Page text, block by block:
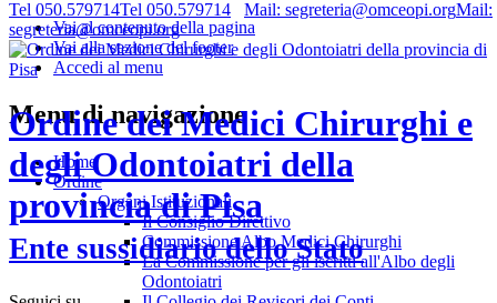
Vai al contenuto della pagina
Vai alla sezione del footer
Accedi al menu
Tel 050.579714Tel 050.579714 Mail: segreteria@omceopi.orgMail:
segreteria@omceopi.org
Ordine dei Medici Chirurghi e
degli Odontoiatri della
provincia di Pisa
Ente sussidiario dello Stato
Menu di navigazione
Home
Ordine
Organi Istituzionali
Il Consiglio Direttivo
Commissione Albo Medici Chirurghi
La Commissione per gli iscritti all'Albo degli
Odontoiatri